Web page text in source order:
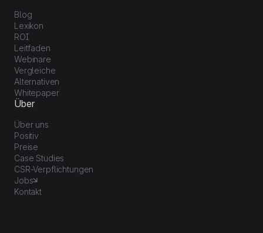
Blog
Lexikon
ROI
Leitfaden
Webinare
Vergleiche
Alternativen
Whitepaper
Über
Über uns
Positiv
Preise
Case Studies
CSR-Verpflichtungen
Jobs
Kontakt